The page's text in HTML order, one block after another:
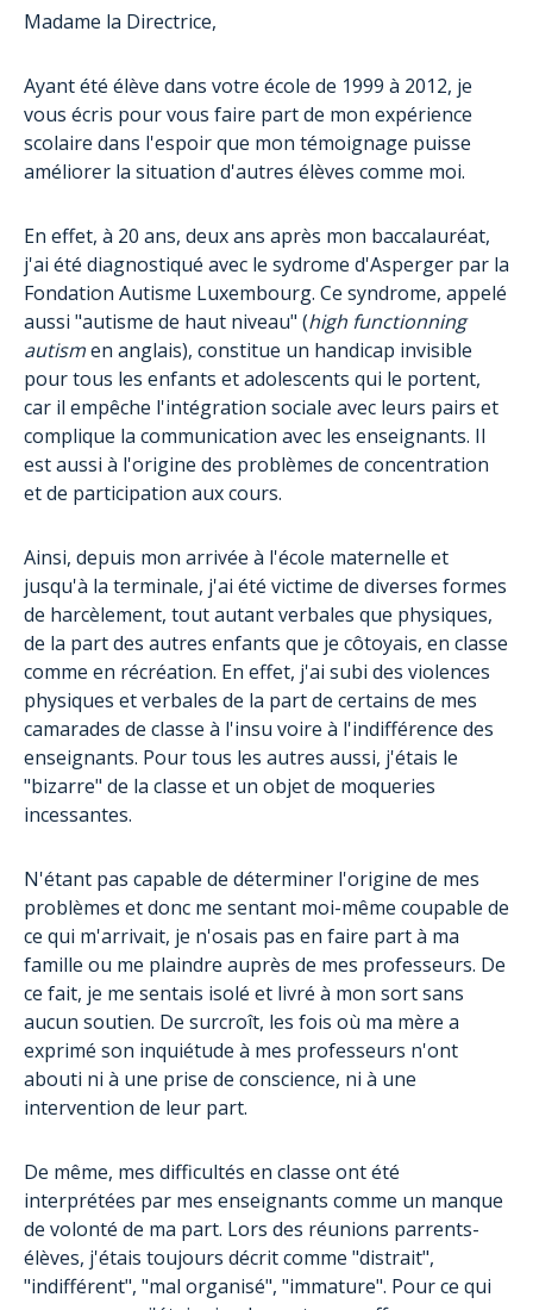
Prise en charge
Témoignages
L’autisme Asperger au quotidien et le parcours du combattant
Lettre d'un ancien élève à son lycée
Madame la Directrice,
Ayant été élève dans votre école de 1999 à 2012, je
vous écris pour vous faire part de mon expérience
scolaire dans l'espoir que mon témoignage puisse
améliorer la situation d'autres élèves comme moi.
En effet, à 20 ans, deux ans après mon baccalauréat,
j'ai été diagnostiqué avec le sydrome d'Asperger par la
Fondation Autisme Luxembourg. Ce syndrome, appelé
aussi "autisme de haut niveau" (high functionning
autismen anglais), constitue un handicap invisible
pour tous les enfants et adolescents qui le portent,
car il empêche l'intégration sociale avec leurs pairs et
complique la communication avec les enseignants. Il
est aussi à l'origine des problèmes de concentration
et de participation aux cours.
Ainsi, depuis mon arrivée à l'école maternelle et
jusqu'à la terminale, j'ai été victime de diverses formes
de harcèlement, tout autant verbales que physiques,
de la part des autres enfants que je côtoyais, en classe
comme en récréation. En effet, j'ai subi des violences
physiques et verbales de la part de certains de mes
camarades de classe à l'insu voire à l'indifférence des
enseignants. Pour tous les autres aussi, j'étais le
"bizarre" de la classe et un objet de moqueries
incessantes.
N'étant pas capable de déterminer l'origine de mes
problèmes et donc me sentant moi-même coupable de
ce qui m'arrivait, je n'osais pas en faire part à ma
famille ou me plaindre auprès de mes professeurs. De
ce fait, je me sentais isolé et livré à mon sort sans
aucun soutien. De surcroît, les fois où ma mère a
exprimé son inquiétude à mes professeurs n'ont
abouti ni à une prise de conscience, ni à une
intervention de leur part.
De même, mes difficultés en classe ont été
interprétées par mes enseignants comme un manque
de volonté de ma part. Lors des réunions parrents-
élèves, j'étais toujours décrit comme "distrait",
"indifférent", "mal organisé", "immature". Pour ce qui